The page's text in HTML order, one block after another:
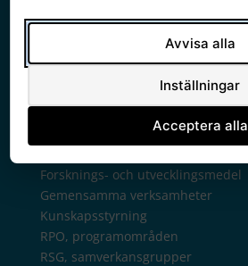
Regionala priser och ersättningar
Forsknings- och utvecklingsmedel
Gemensamma verksamheter
Kunskapsstyrning
RPO, programområden
RSG, samverkansgrupper
Avvisa alla
Inställningar
Acceptera alla